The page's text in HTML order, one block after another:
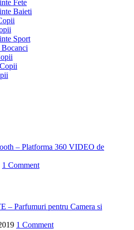
Fete
Baieti
Sport
– Platforma 360 VIDEO de
1 Comment
– Parfumuri pentru Camera si
1 Comment